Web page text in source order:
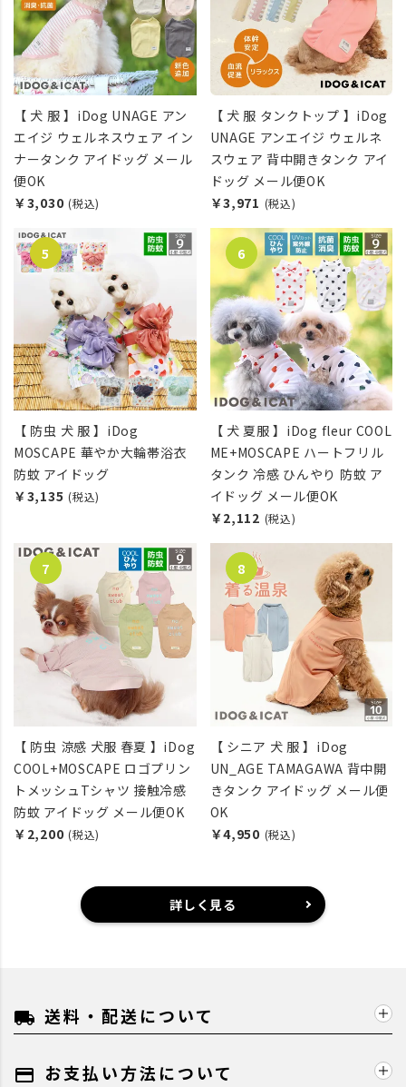
【 犬 服 】iDog UNAGE アン
エイジ ウェルネスウェア イン
ナータンク アイドッグ メール
便OK
￥3,030 (税込)
【 犬 服 タンクトップ 】iDog
UNAGE アンエイジ ウェルネ
スウェア 背中開きタンク アイ
ドッグ メール便OK
￥3,971 (税込)
【 防虫 犬 服 】iDog
MOSCAPE 華やか大輪帯浴衣
防蚊 アイドッグ
￥3,135 (税込)
【 犬 夏服 】iDog fleur COOL
ME+MOSCAPE ハートフリル
タンク 冷感 ひんやり 防蚊 ア
イドッグ メール便OK
￥2,112 (税込)
【 防虫 涼感 犬服 春夏 】iDog
COOL+MOSCAPE ロゴプリン
トメッシュTシャツ 接触冷感
防蚊 アイドッグ メール便OK
￥2,200 (税込)
【 シニア 犬 服 】iDog
UN_AGE TAMAGAWA 背中開
きタンク アイドッグ メール便
OK
￥4,950 (税込)
詳しく見る
local_shipping 送料・配送について
payment お支払い方法について